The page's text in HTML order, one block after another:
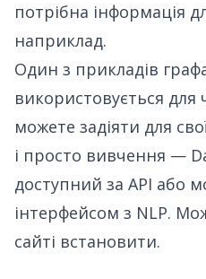
потрібна інформація
наприклад.
Один з прикладів
використовується для
можете задіяти для
і просто вивчення —
доступний за API або
інтерфейсом з NLP.
сайті встановити.